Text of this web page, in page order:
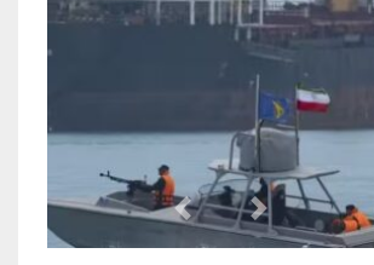
Previous Next